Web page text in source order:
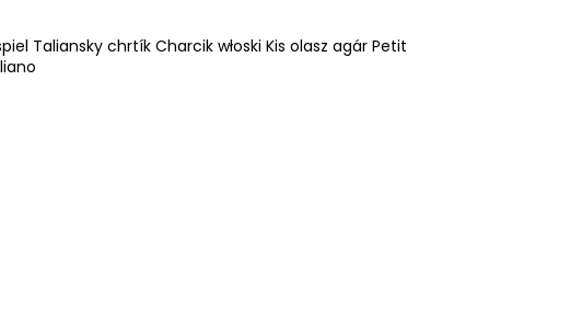
Taliansky chrtík Charcik włoski Kis olasz agár Petit